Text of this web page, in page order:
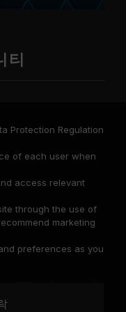
티
Protection Regulation
of each user when
access relevant
through the use of
marketing
preferences as you